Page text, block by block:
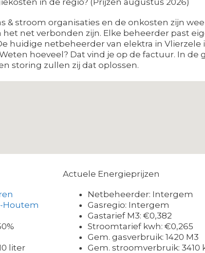
& stroom organisaties en de onkosten zijn
net verbonden zijn. Elke beheerder past
huidige netbeheerder van elektra in
hoeveel? Dat vind je op de factuur. In
storing zullen zij dat oplossen.
Houtem
liter
Actuele Energieprijzen
Netbeheerder: Intergem
Gasregio: Intergem
Gastarief M3: €0,382
Stroomtarief kwh: €0,265
Gem. gasverbruik: 1420 M3
Gem. stroomverbruik: 3410